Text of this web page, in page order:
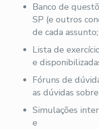
Banco de
SP (e outros
de cada assunto;
Lista de
e
Fóruns de
as dúvidas
Simulações
e